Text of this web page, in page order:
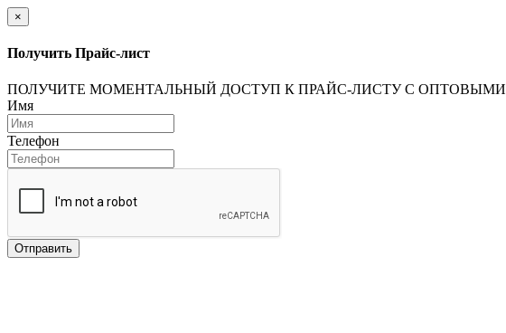
×
Получить Прайс-лист
ПОЛУЧИТЕ МОМЕНТАЛЬНЫЙ ДОСТУП К ПРАЙС-ЛИСТУ С
Имя
Телефон
Отправить